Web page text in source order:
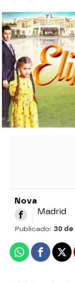
Nova
Madrid
Publicado: 30 de
Whatsapp X